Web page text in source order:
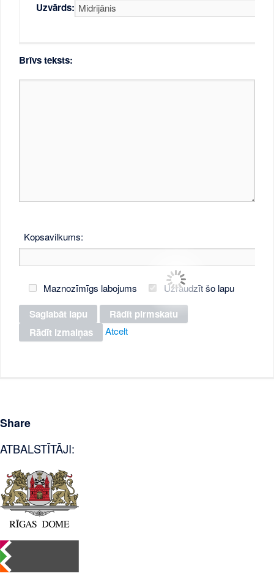
Uzvārds:
Brīvs teksts:
Kopsavilkums:
Maznozīmīgs labojums Uzraudzīt šo lapu
Atcelt
Share
ATBALSTĪTĀJI: